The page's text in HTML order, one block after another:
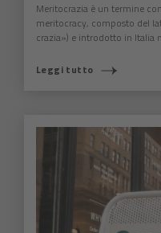
Meritocrazia è un termine
meritocracy, composto del
crazia») e introdotto in Italia
Leggi tutto